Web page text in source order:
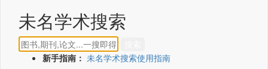
未名学术搜索
新手指南： 未名学术搜索使用指南